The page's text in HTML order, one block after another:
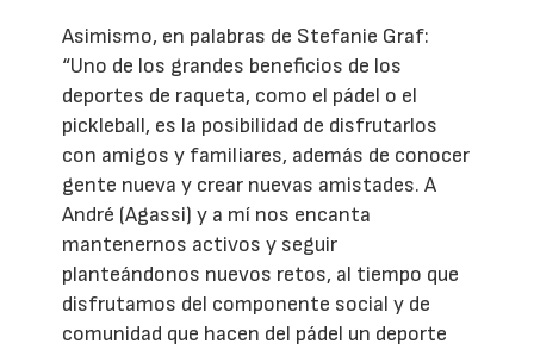
Asimismo, en palabras de Stefanie Graf:
“Uno de los grandes beneficios de los
deportes de raqueta, como el pádel o el
pickleball, es la posibilidad de disfrutarlos
con amigos y familiares, además de conocer
gente nueva y crear nuevas amistades. A
André (Agassi) y a mí nos encanta
mantenernos activos y seguir
planteándonos nuevos retos, al tiempo que
disfrutamos del componente social y de
comunidad que hacen del pádel un deporte